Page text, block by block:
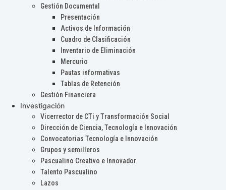
Gestión Documental
Presentación
Activos de Información
Cuadro de Clasificación
Inventario de Eliminación
Mercurio
Pautas informativas
Tablas de Retención
Gestión Financiera
Investigación
Vicerrector de CTi y Transformación Social
Dirección de Ciencia, Tecnología e Innovación
Convocatorias Tecnología e Innovación
Grupos y semilleros
Pascualino Creativo e Innovador
Talento Pascualino
Lazos